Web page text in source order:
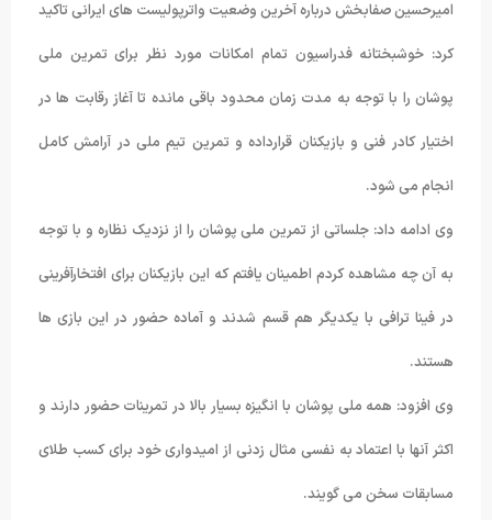
امیرحسین صفابخش درباره آخرین وضعیت واترپولیست های ایرانی تاکید
کرد: خوشبختانه فدراسیون تمام امکانات مورد نظر برای تمرین ملی
پوشان را با توجه به مدت زمان محدود باقی مانده تا آغاز رقابت ها در
اختیار کادر فنی و بازیکنان قرارداده و تمرین تیم ملی در آرامش کامل
انجام می شود.
وی ادامه داد: جلساتی از تمرین ملی پوشان را از نزدیک نظاره و با توجه
به آن چه مشاهده کردم اطمینان یافتم که این بازیکنان برای افتخارآفرینی
در فینا ترافی با یکدیگر هم قسم شدند و آماده حضور در این بازی ها
هستند.
وی افزود: همه ملی پوشان با انگیزه بسیار بالا در تمرینات حضور دارند و
اکثر آنها با اعتماد به نفسی مثال زدنی از امیدواری خود برای کسب طلای
مسابقات سخن می گویند.